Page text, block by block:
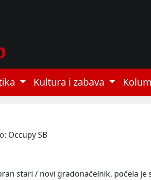
Kultura i zabava
Occupy SB
stari / novi gradonačelnik, počela je